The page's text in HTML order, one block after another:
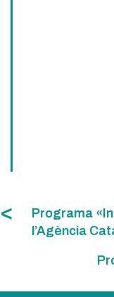
Programa
l’Agència